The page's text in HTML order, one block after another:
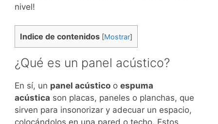
nivel!
Indice de contenidos [Mostrar]
¿Qué es un panel acústico?
En sí, un panel acústico o espuma
acústica son placas, paneles o planchas, que
sirven para insonorizar y adecuar un espacio,